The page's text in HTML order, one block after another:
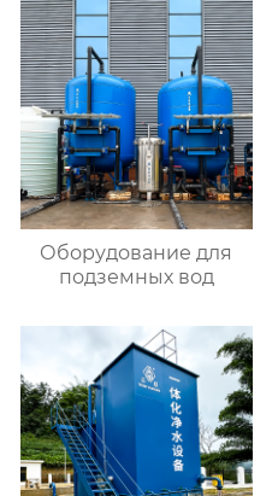
Оборудование для
подземных вод